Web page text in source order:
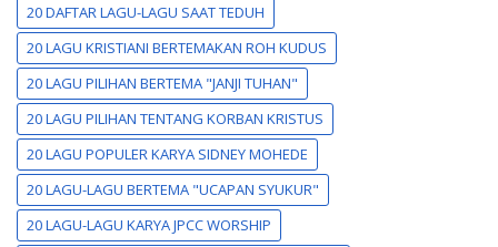
20 DAFTAR LAGU-LAGU SAAT TEDUH
20 LAGU KRISTIANI BERTEMAKAN ROH KUDUS
20 LAGU PILIHAN BERTEMA "JANJI TUHAN"
20 LAGU PILIHAN TENTANG KORBAN KRISTUS
20 LAGU POPULER KARYA SIDNEY MOHEDE
20 LAGU-LAGU BERTEMA "UCAPAN SYUKUR"
20 LAGU-LAGU KARYA JPCC WORSHIP